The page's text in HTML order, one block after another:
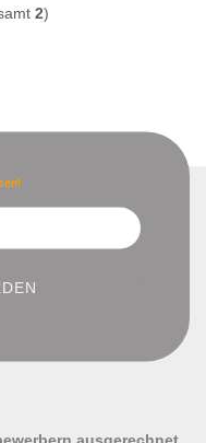
2)
ausgerechnet